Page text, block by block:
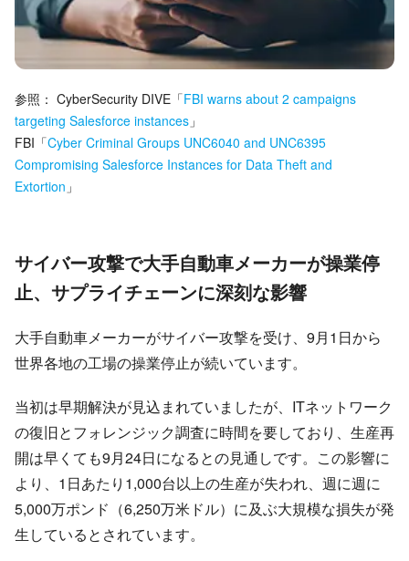
参照： CyberSecurity DIVE 「FBI warns about 2 campaigns
targeting Salesforce instances 」
FBI 「Cyber Criminal Groups UNC6040 and UNC6395
Compromising Salesforce Instances for Data Theft and
Extortion 」
サイバー攻撃で大手自動車メーカーが操業停
止、サプライチェーンに深刻な影響
大手自動車メーカーがサイバー攻撃を受け、9月1日から
世界各地の工場の操業停止が続いています。
当初は早期解決が見込まれていましたが、ITネットワーク
の復旧とフォレンジック調査に時間を要しており、生産再
開は早くても9月24日になるとの見通しです。この影響に
より、1日あたり1,000台以上の生産が失われ、週に週に
5,000万ポンド（6,250万米ドル）に及ぶ大規模な損失が発
生しているとされています。